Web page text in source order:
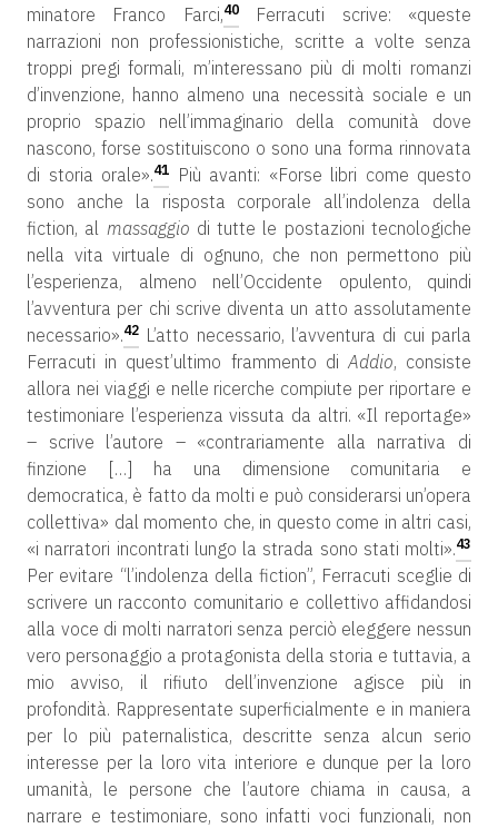
minatore Franco Farci,40Ferracuti scrive: «queste
narrazioni non professionistiche, scritte a volte senza
troppi pregi formali, m’interessano più di molti romanzi
d’invenzione, hanno almeno una necessità sociale e un
proprio spazio nell’immaginario della comunità dove
nascono, forse sostituiscono o sono una forma rinnovata
di storia orale».41
Più avanti: «Forse libri come questo
sono anche la risposta corporale all’indolenza della
fiction, al massaggio di tutte le postazioni tecnologiche
nella vita virtuale di ognuno, che non permettono più
l’esperienza, almeno nell’Occidente opulento, quindi
l’avventura per chi scrive diventa un atto assolutamente
necessario».42 L’atto necessario, l’avventura di cui parla
Ferracuti in quest’ultimo frammento di Addio, consiste
allora nei viaggi e nelle ricerche compiute per riportare e
testimoniare l’esperienza vissuta da altri. «Il reportage»
– scrive l’autore – «contrariamente alla narrativa di
finzione […] ha una dimensione comunitaria e
democratica, è fatto da molti e può considerarsi un’opera
collettiva» dal momento che, in questo come in altri casi,
«i narratori incontrati lungo la strada sono stati molti».43
Per evitare “l’indolenza della fiction”, Ferracuti sceglie di
scrivere un racconto comunitario e collettivo affidandosi
alla voce di molti narratori senza perciò eleggere nessun
vero personaggio a protagonista della storia e tuttavia, a
mio avviso, il rifiuto dell’invenzione agisce più in
profondità. Rappresentate superficialmente e in maniera
per lo più paternalistica, descritte senza alcun serio
interesse per la loro vita interiore e dunque per la loro
umanità, le persone che l’autore chiama in causa, a
narrare e testimoniare, sono infatti voci funzionali, non